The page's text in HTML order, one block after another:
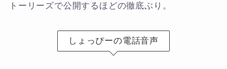
トーリーズで公開するほどの徹底ぶり。
しょっぴーの電話音声